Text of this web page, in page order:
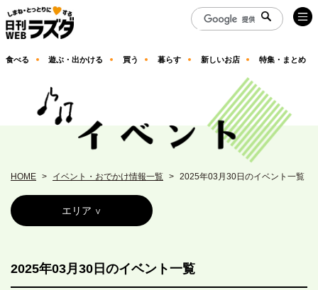
食べる 遊ぶ・出かける 買う 暮らす 新しいお店 特集・まとめ
HOME イベント・おでかけ情報一覧 2025年03月30日のイベント一覧
エリア
2025年03月30日のイベント一覧